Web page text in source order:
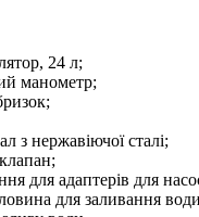
24 л;
манометр;
з нержавіючої сталі;
для адаптерів для
для заливання